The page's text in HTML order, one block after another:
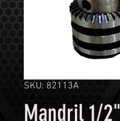
SKU: 82113A
Mandril 1/2"